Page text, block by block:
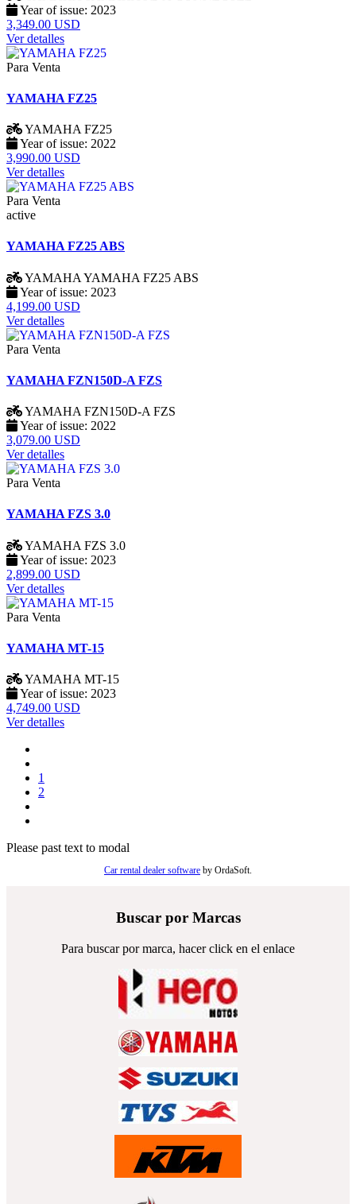
Year of issue: 2023
3,349.00 USD
Ver detalles
Para Venta
YAMAHA FZ25
YAMAHA FZ25
Year of issue: 2022
3,990.00 USD
Ver detalles
Para Venta
active
YAMAHA FZ25 ABS
YAMAHA YAMAHA FZ25 ABS
Year of issue: 2023
4,199.00 USD
Ver detalles
Para Venta
YAMAHA FZN150D-A FZS
YAMAHA FZN150D-A FZS
Year of issue: 2022
3,079.00 USD
Ver detalles
Para Venta
YAMAHA FZS 3.0
YAMAHA FZS 3.0
Year of issue: 2023
2,899.00 USD
Ver detalles
Para Venta
YAMAHA MT-15
YAMAHA MT-15
Year of issue: 2023
4,749.00 USD
Ver detalles
1
2
Please past text to modal
Car rental dealer software by OrdaSoft.
Buscar por Marcas
Para buscar por marca, hacer click en el enlace